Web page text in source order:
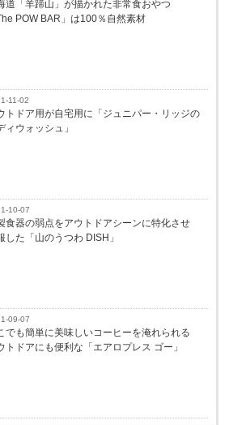
道「羊蹄山」が描かれた非常食おやつ
POW BAR」は100％自然素材
11-02
トドア用が自宅用に「ジュニパー・リッジの
ィウォッシュ」
10-07
食器の弱点をアウトドアシーンに特化させ
した「山のうつわ DISH」
09-07
でも簡単に美味しいコーヒーを淹れられる
トドアにも便利な「エアロプレス ゴー」